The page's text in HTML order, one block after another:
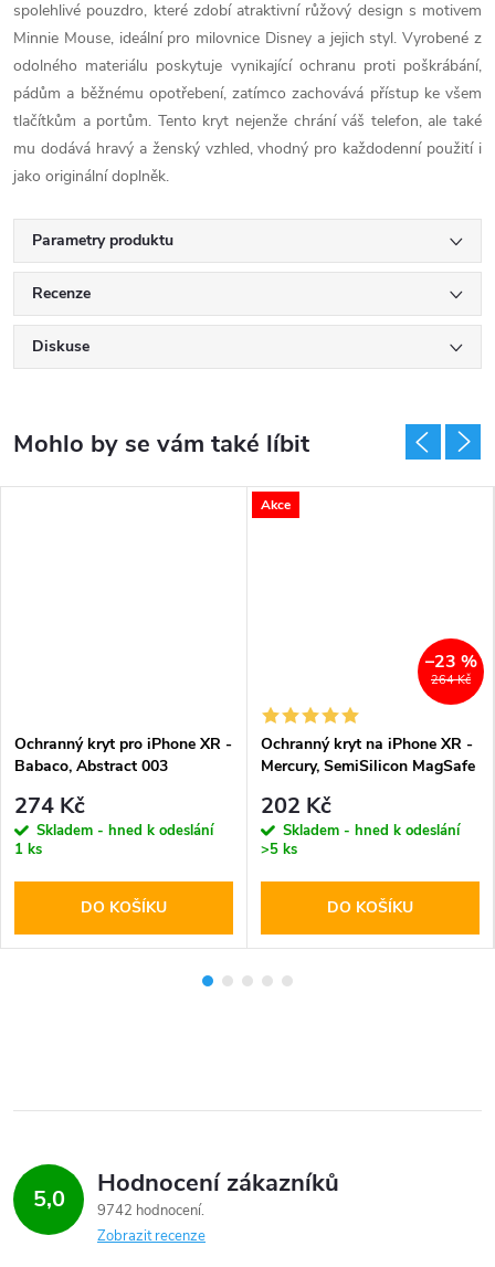
spolehlivé pouzdro, které zdobí atraktivní růžový design s motivem
Minnie Mouse, ideální pro milovnice Disney a jejich styl. Vyrobené z
odolného materiálu poskytuje vynikající ochranu proti poškrábání,
pádům a běžnému opotřebení, zatímco zachovává přístup ke všem
tlačítkům a portům. Tento kryt nejenže chrání váš telefon, ale také
mu dodává hravý a ženský vzhled, vhodný pro každodenní použití i
jako originální doplněk.
Parametry produktu
Recenze
Diskuse
Ochranný kryt pro iPhone XR -
Babaco, Abstract 003
274 Kč
Skladem - hned k odeslání
1 ks
DO KOŠÍKU
Akce
264 Kč
–23 %
Ochranný kryt na iPhone XR -
Mercury, SemiSilicon MagSafe
202 Kč
Skladem - hned k odeslání
>5 ks
DO KOŠÍKU
5,0 Hodnocení zákazníků
9742 hodnocení
Zobrazit recenze